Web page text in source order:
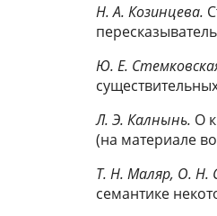
Н. А. Козинцева.
Ю. Е.
Л. Э. Калнынь. О
(на материале
Т. Н. Маляр, О. Н.
семантике